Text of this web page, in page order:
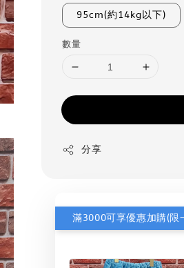
95cm(約14kg以下)
數量
分享
滿3000可享優惠加購(限